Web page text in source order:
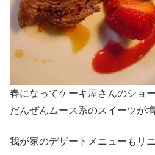
春になってケーキ屋さんのショ
だんぜんムース系のスイーツが
我が家のデザートメニューもリ